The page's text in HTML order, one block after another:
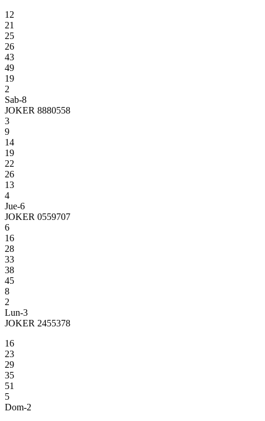
12
21
25
26
43
49
19
2
Sab-8
JOKER 8880558
3
9
14
19
22
26
13
4
Jue-6
JOKER 0559707
6
16
28
33
38
45
8
2
Lun-3
JOKER 2455378
16
23
29
35
51
5
Dom-2